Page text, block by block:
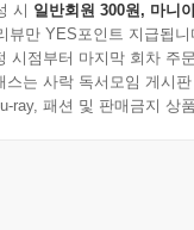
시 일반회원 300원, 마니
뷰만 YES포인트 지급됩니
시점부터 마지막 회차 주
는 사락 독서모임 게시
ray, 패션 및 판매금지 상